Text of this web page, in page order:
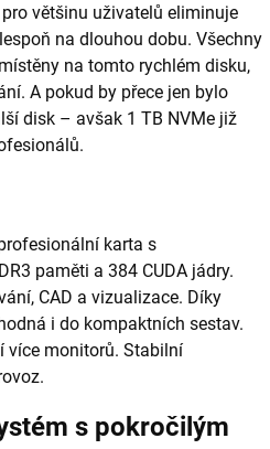
většinu uživatelů eliminuje
na dlouhou dobu. Všechny
na tomto rychlém disku,
A pokud by přece jen bylo
disk – avšak 1 TB NVMe již
karta s
paměti a 384 CUDA jádry.
CAD a vizualizace. Díky
i do kompaktních sestav.
více monitorů. Stabilní
s pokročilým